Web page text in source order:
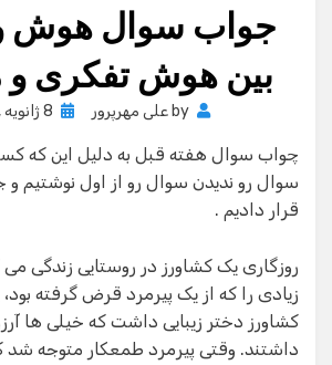
جواب سوال هوش
بین هوش تفکری
by علی مهرپرور
Posted
8 ژانویه , 2012
چواب سوال هفته قبل به دلیل این که
سوال رو ندیدن سوال رو از اول نوشتیم
قرار دادیم .
روزگاری یک کشاورز در روستایی زندگی می
زیادی را که از یک پیرمرد قرض گرفته
کشاورز دختر زیبایی داشت که خیلی ها
داشتند. وقتی پیرمرد طمعکار متوجه شد